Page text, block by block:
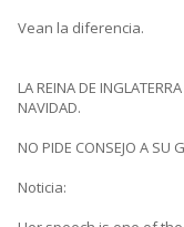
Vean la diferencia.
LA REINA DE
NAVIDAD.
NO PIDE CONSEJO A SU
Noticia: